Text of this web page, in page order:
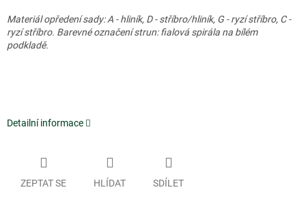
Materiál opředení sady: A - hliník, D - stříbro/hliník, G - ryzí stříbro, C -
ryzí stříbro. Barevné označení strun: fialová spirála na bílém
podkladě.
Detailní informace
ZEPTAT SE HLÍDAT SDÍLET